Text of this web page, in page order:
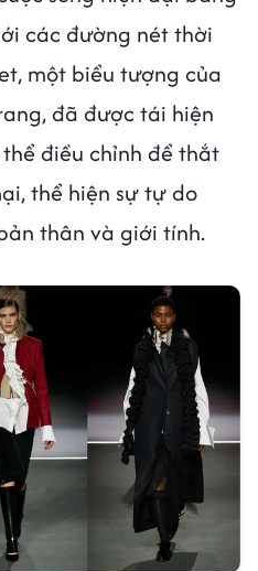
các đường nét thời
một biểu tượng của
đã được tái hiện
điều chỉnh để thắt
thể hiện sự tự do
thân và giới tính.